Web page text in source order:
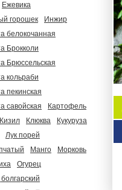
Ежевика
горошек
Инжир
белокочанная
Брокколи
Брюссельская
кольраби
пекинская
савойская
Картофель
Кизил Клюква
Кукуруза
Лук порей
Манго
Морковь
Огурец